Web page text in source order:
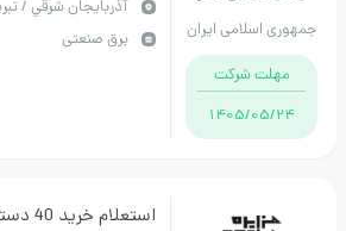
ایران
شرکت
1405/
آذربايجان شرقي / تبریز
برق صنعتی
استعلام خرید 40 دستگاه آمپرمتر